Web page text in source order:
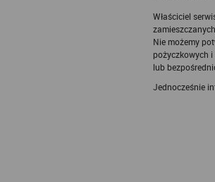
Właściciel
Nie możemy
pożyczkowych
lub
Jednocześnie